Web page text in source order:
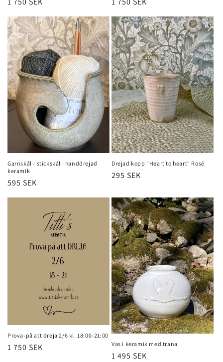
:
pris
pris
Garnskål - stickskål i handdrejad
keramik
Ordinarie
595 SEK
Drejad kopp "Heart to heart" Rosé
Ordinarie
295 SEK
Prova-på att dreja 2/6 kl. 18:00-21:00
Ordinarie
1 750 SEK Vas i keramik med trana
Ordinarie
1 495 SEK